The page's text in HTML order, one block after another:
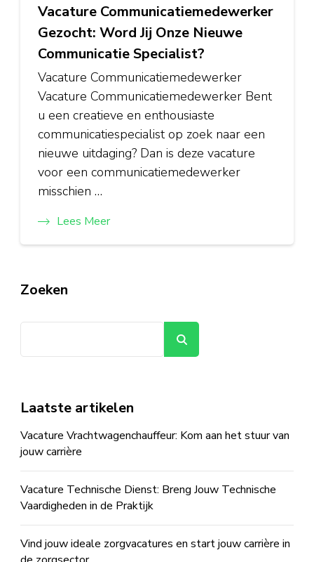
Vacature Communicatiemedewerker
Gezocht: Word Jij Onze Nieuwe
Communicatie Specialist?
Vacature Communicatiemedewerker
Vacature Communicatiemedewerker Bent
u een creatieve en enthousiaste
communicatiespecialist op zoek naar een
nieuwe uitdaging? Dan is deze vacature
voor een communicatiemedewerker
misschien …
Lees Meer
Zoeken
Laatste artikelen
Vacature Vrachtwagenchauffeur: Kom aan het stuur van
jouw carrière
Vacature Technische Dienst: Breng Jouw Technische
Vaardigheden in de Praktijk
Vind jouw ideale zorgvacatures en start jouw carrière in